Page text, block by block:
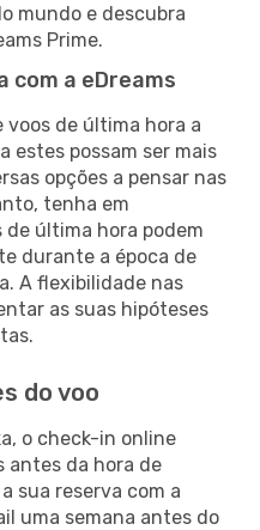
mundo e descubra
Prime.
com a eDreams
voos de última hora a
estes possam ser mais
opções a pensar nas
tenha em
de última hora podem
durante a época de
A flexibilidade nas
as suas hipóteses
do voo
o check-in online
antes da hora de
sua reserva com a
uma semana antes do